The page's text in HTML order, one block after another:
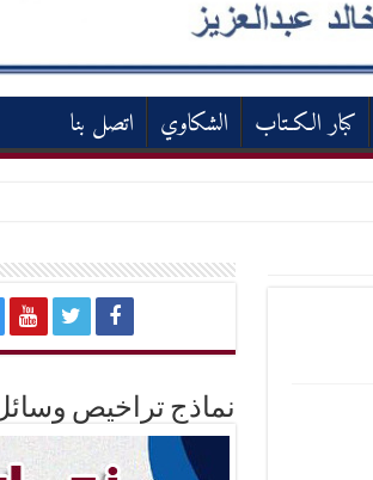
كبار الكـتاب الشكاوي اتصل بنا
نماذج تراخيص وسائل